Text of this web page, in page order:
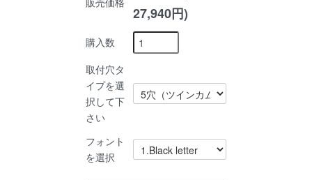
27,940円)
購入数
取付穴タ
イプを選
択して下
さい
フォント
を選択